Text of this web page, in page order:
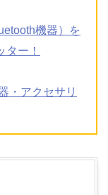
機器）を
ー！
・アクセサリ